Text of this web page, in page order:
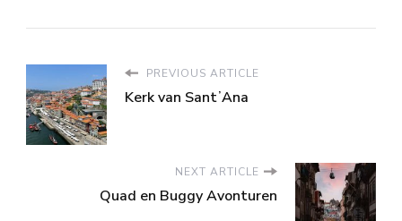
PREVIOUS ARTICLE
Kerk van SantʼAna
NEXT ARTICLE
Quad en Buggy Avonturen